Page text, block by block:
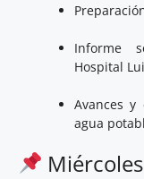
Informe
Hospital
Avances y
agua